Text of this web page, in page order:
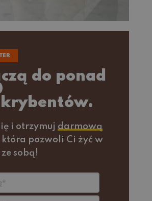
do ponad
i otrzymuj darmową
która pozwoli Ci żyć w
sobą!